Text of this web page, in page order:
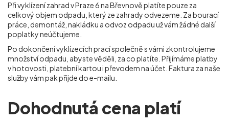
Při vyklízení zahrad v Praze 6 na Břevnověplatíte pouze za
celkový objem odpadu, který ze zahrady odvezeme. Za bourací
práce, demontáž, nakládku a odvoz odpadu už vám žádné další
poplatky neúčtujeme.
Po dokončení vyklízecích prací společně s vámi zkontrolujeme
množství odpadu, abyste věděli, za co platíte. Přijímáme platby
v hotovosti, platební kartou i převodem na účet. Faktura za naše
služby vám pak přijde do e-mailu.
Dohodnutá cena platí